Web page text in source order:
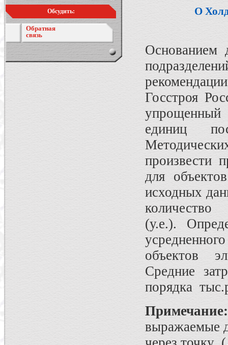
Обсудить:
Обратная
связь
О
Основанием
Госстроя
упрощенный
единиц
произвести
для
исходных
количество
(у.е.).
объектов
Средние
порядка
Примечание:
выражаемые